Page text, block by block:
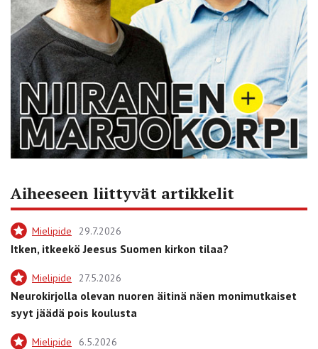
Aiheeseen liittyvät artikkelit
Mielipide 29.7.2026
Itken, itkeekö Jeesus Suomen kirkon tilaa?
Mielipide 27.5.2026
Neurokirjolla olevan nuoren äitinä näen monimutkaiset
syyt jäädä pois koulusta
Mielipide 6.5.2026